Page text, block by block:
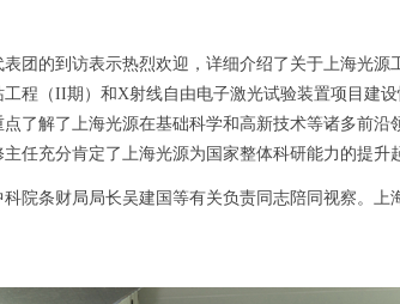
团的到访表示热烈欢迎，详细介绍了关于上海光源
程（II期）和X射线自由电子激光试验装置项目建
了解了上海光源在基础科学和高新技术等诸多前沿
任充分肯定了上海光源为国家整体科研能力的提升
院条财局局长吴建国等有关负责同志陪同视察。上